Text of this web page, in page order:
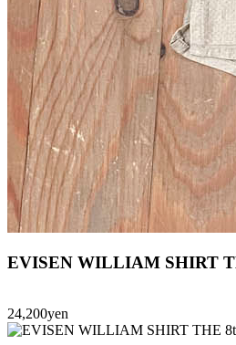
EVISEN WILLIAM SHIRT
24,200yen